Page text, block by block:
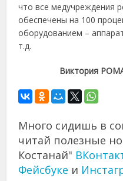
что все медучреждения
обеспечены на 100
оборудованием –
т.д.
Виктория
Много сидишь в
читай полезные
Костанай"
Фейсбуке и